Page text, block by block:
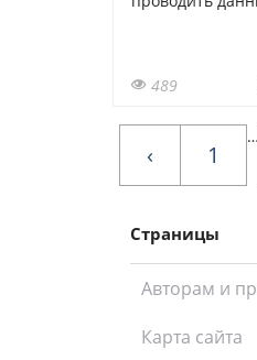
489
‹ 1
…
Страницы
Авторам и
Карта сайта